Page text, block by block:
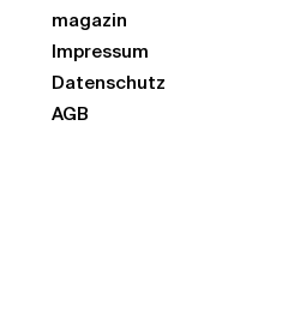
magazin
Impressum
Datenschutz
AGB